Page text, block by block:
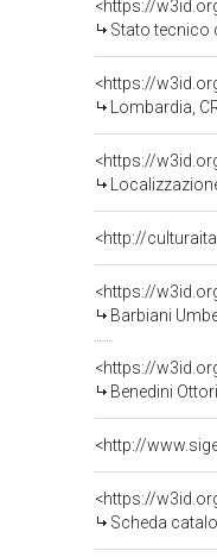
<https://
Stato tecnico
<https://
Lombardia,
<https://
<http://
<https://
Barbiani
<https://
Benedini
<http://
<https://
Scheda